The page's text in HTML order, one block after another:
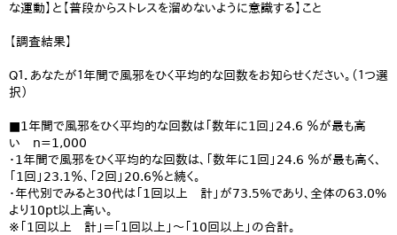
な運動】と【普段からストレスを溜めないように意識する】こと
【調査結果】
Ｑ１．あなたが１年間で風邪をひく平均的な回数をお知らせください。（１つ選
択）
■1年間で風邪をひく平均的な回数は「数年に1回」24.6 ％が最も高
い n=1,000
・1年間で風邪をひく平均的な回数は、「数年に1回」24.6 ％が最も高く、
「1回」23.1％、「2回」20.6％と続く。
・年代別でみると30代は「1回以上 計」が73.5%であり、全体の63.0%
より10pt以上高い。
※「1回以上 計」＝「1回以上」～「10回以上」の合計。